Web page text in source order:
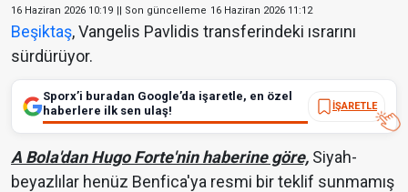
16 Haziran 2026 10:19 || Son güncelleme 16 Haziran 2026 11:12
Beşiktaş, Vangelis Pavlidis transferindeki ısrarını
sürdürüyor.
Sporx’i buradan Google’da işaretle, en özel
haberlere ilk sen ulaş!
İŞARETLE
A Bola'dan Hugo Forte'nin haberine göre, Siyah-
beyazlılar henüz Benfica'ya resmi bir teklif sunmamış